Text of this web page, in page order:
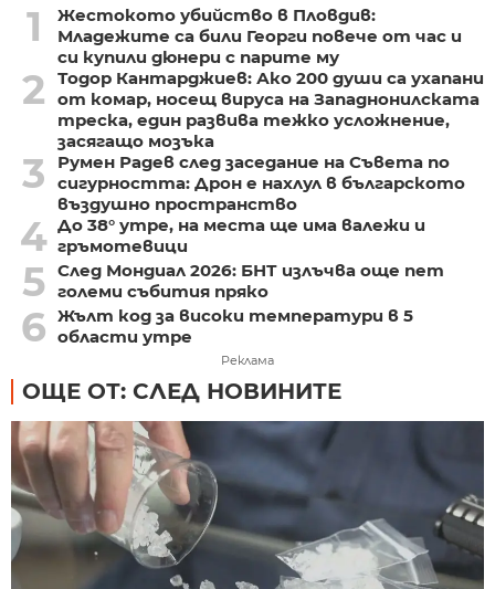
1
Жестокото убийство в Пловдив:
Младежите са били Георги повече от час и
си купили дюнери с парите му
2
Тодор Кантарджиев: Ако 200 души са ухапани
от комар, носещ вируса на Западнонилската
треска, един развива тежко усложнение,
засягащо мозъка
3
Румен Радев след заседание на Съвета по
сигурността: Дрон е нахлул в българското
въздушно пространство
4 До 38° утре, на места ще има валежи и
гръмотевици
5 След Мондиал 2026: БНТ излъчва още пет
големи събития пряко
6 Жълт код за високи температури в 5
области утре
Реклама
ОЩЕ ОТ: СЛЕД НОВИНИТЕ